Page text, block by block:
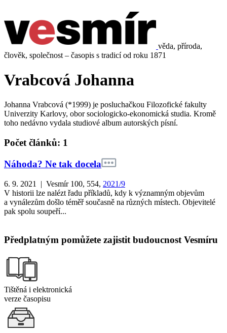
věda, příroda,
člověk, společnost – časopis s tradicí od roku 1871
Vrabcová Johanna
Johanna Vrabcová (*1999) je posluchačkou Filozofické fakulty
Univerzity Karlovy, obor sociologicko-ekonomická studia. Kromě
toho nedávno vydala studiové album autorských písní.
Počet článků: 1
Náhoda? Ne tak docela
6. 9. 2021 | Vesmír 100, 554, 2021/9
V historii lze nalézt řadu příkladů, kdy k významným objevům
a vynálezům došlo téměř současně na různých místech. Objevitelé
pak spolu soupeří...
Předplatným pomůžete zajistit budoucnost Vesmíru
Tištěná i elektronická
verze časopisu